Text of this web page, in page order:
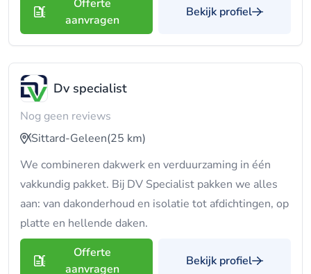
Offerte
aanvragen
Bekijk profiel
Dv specialist
Nog geen reviews
Sittard-Geleen(25 km)
We combineren dakwerk en verduurzaming in één
vakkundig pakket. Bij DV Specialist pakken we alles
aan: van dakonderhoud en isolatie tot afdichtingen, op
platte en hellende daken.
Offerte
aanvragen
Bekijk profiel